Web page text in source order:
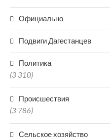
Официально
Подвиги Дагестанцев
Политика
(3 310)
Происшествия
(3 786)
Сельское хозяйство